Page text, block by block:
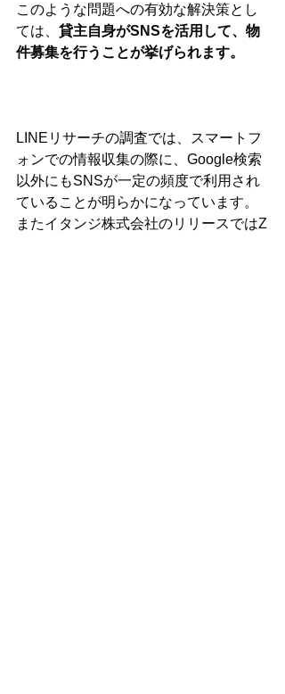
このような問題への有効な解決策とし
ては、 貸主自身がSNSを活用して、物
件募集を行うことが挙げられます。
LINEリサーチの調査では、スマートフ
ォンでの情報収集の際に、Google検索
以外にもSNSが一定の頻度で利用され
ていることが明らかになっています。
またイタンジ株式会社のリリースではZ